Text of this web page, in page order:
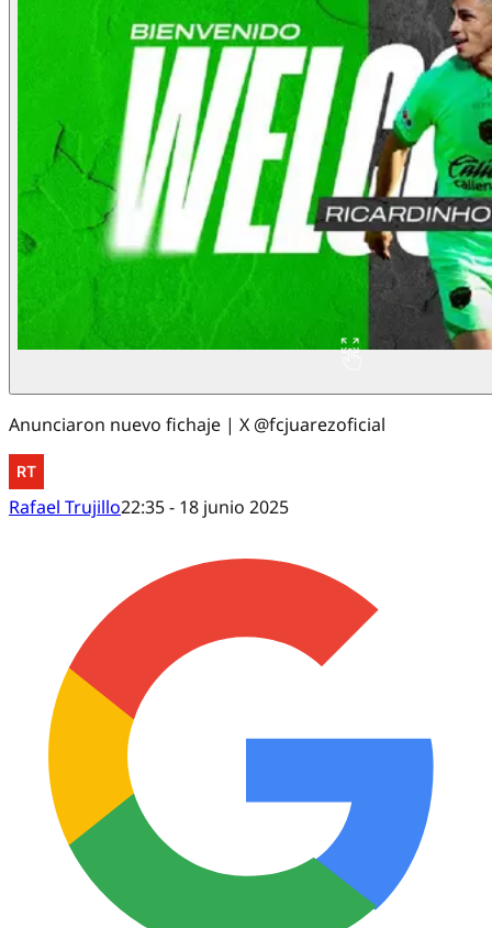
Anunciaron nuevo fichaje | X @fcjuarezoficial
Rafael Trujillo22:35 - 18 junio 2025